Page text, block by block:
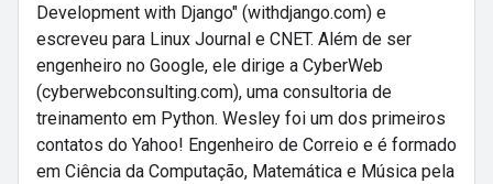
Development with Django" (withdjango.com) e
escreveu para Linux Journal e CNET. Além de ser
engenheiro no Google, ele dirige a CyberWeb
(cyberwebconsulting.com), uma consultoria de
treinamento em Python. Wesley foi um dos primeiros
contatos do Yahoo! Engenheiro de Correio e é formado
em Ciência da Computação, Matemática e Música pela